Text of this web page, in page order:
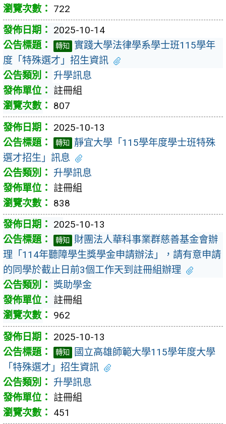
722
2025-10-14
轉知
實踐大學法律學系學士班115學年
度「特殊選才」招生資訊
升學訊息
註冊組
807
2025-10-13
轉知
靜宜大學「115學年度學士班特殊
選才招生」訊息
升學訊息
註冊組
838
2025-10-13
轉知
財團法人華科事業群慈善基金會辦
理「114年聽障學生獎學金申請辦法」，請有意申請
的同學於截止日前3個工作天到註冊組辦理
獎助學金
註冊組
962
2025-10-13
轉知
國立高雄師範大學115學年度大學
「特殊選才」招生資訊
升學訊息
註冊組
451